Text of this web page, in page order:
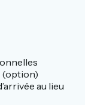
(option)
au lieu